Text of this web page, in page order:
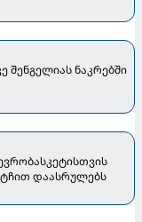
შენგელიას ნაკრებში
დაასრულებს